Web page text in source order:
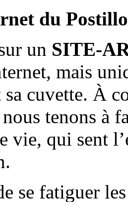
du
un SITE-
mais
cuvette. À
tenons à
vie, qui sent
se fatiguer